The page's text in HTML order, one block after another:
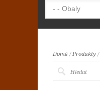
Domů /Produkty/